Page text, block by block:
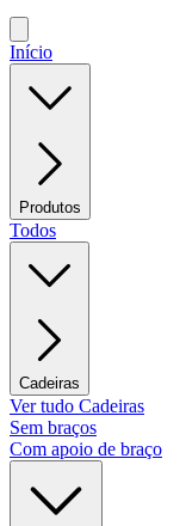
Início
Produtos
Todos
Cadeiras
Ver tudo Cadeiras
Sem braços
Com apoio de braço